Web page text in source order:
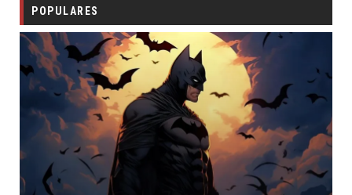
POPULARES